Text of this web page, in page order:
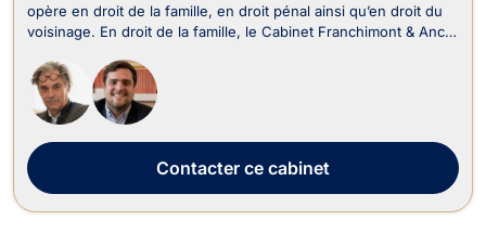
opère en droit de la famille, en droit pénal ainsi qu’en droit du
voisinage. En droit de la famille, le Cabinet Franchimont & Ancia
au droit de la jeunesse. Il traite aussi les contentieux relev...
Contacter ce cabinet